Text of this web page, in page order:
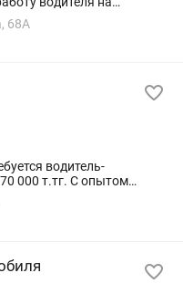
68А
водитель-
000 т.тг. С опытом
авто
денег.Товары...